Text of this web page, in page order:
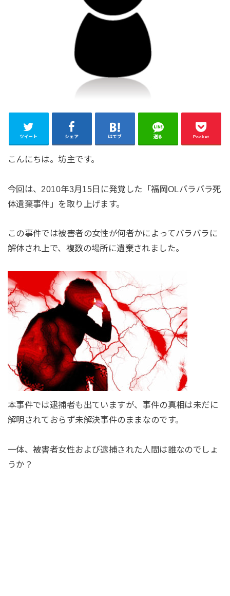
ツイート シェア はてブ 送る Pocket
こんにちは。坊主です。
今回は、2010年3月15日に発覚した「福岡OLバラバラ死
体遺棄事件」を取り上げます。
この事件では被害者の女性が何者かによってバラバラに
解体され上で、複数の場所に遺棄されました。
本事件では逮捕者も出ていますが、事件の真相は未だに
解明されておらず未解決事件のままなのです。
一体、被害者女性および逮捕された人間は誰なのでしょ
うか？